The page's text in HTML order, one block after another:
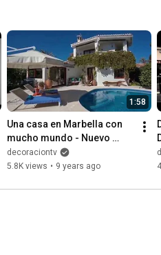
1:58
Una casa en Marbella con
mucho mundo - Nuevo
Estilo | DecoraciónTV
decoraciontv
5.8K views • 9 years ago